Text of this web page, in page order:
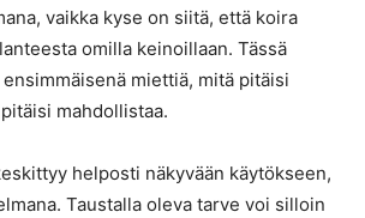
vaikka kyse on siitä, että koira
omilla keinoillaan. Tässä
miettiä, mitä pitäisi
mahdollistaa.
helposti näkyvään käytökseen,
Taustalla oleva tarve voi silloin